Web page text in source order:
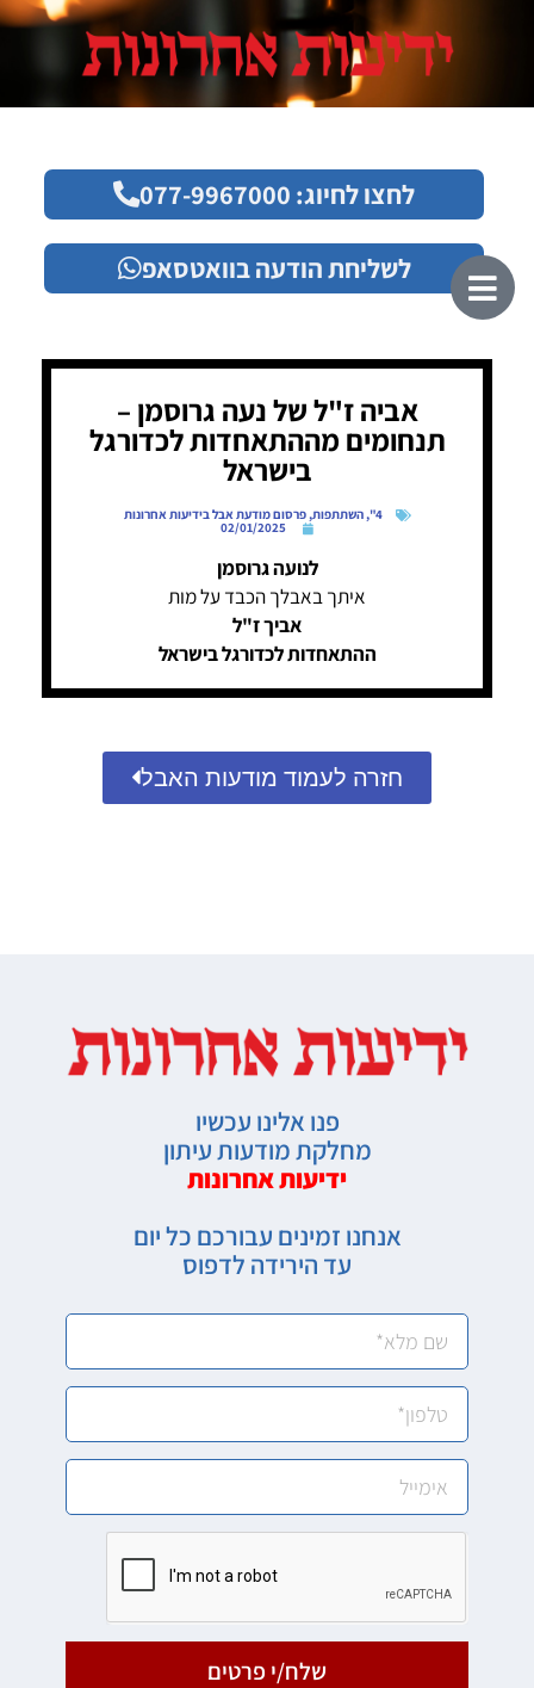
לחצו לחיוג: 077-9967000
לשליחת הודעה בוואטסאפ
אביה ז"ל של נעה גרוסמן –
תנחומים מההתאחדות לכדורגל
בישראל
4"
,השתתפות,פרסום מודעת אבל בידיעות אחרונות
02/01/2025
לנועה גרוסמן
איתך באבלך הכבד על מות
אביך ז"ל
ההתאחדות לכדורגל בישראל
חזרה לעמוד מודעות האבל
פנו אלינו עכשיו
מחלקת מודעות עיתון
ידיעות אחרונות
אנחנו זמינים עבורכם כל יום
עד הירידה לדפוס
שלח/י פרטים